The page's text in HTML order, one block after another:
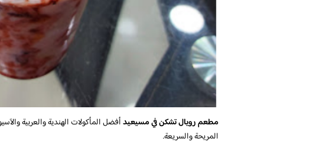
مطعم رويال تشكن في مسيعيدأفضل المأكولات الهندية والعربية
المريحة والسريعة.